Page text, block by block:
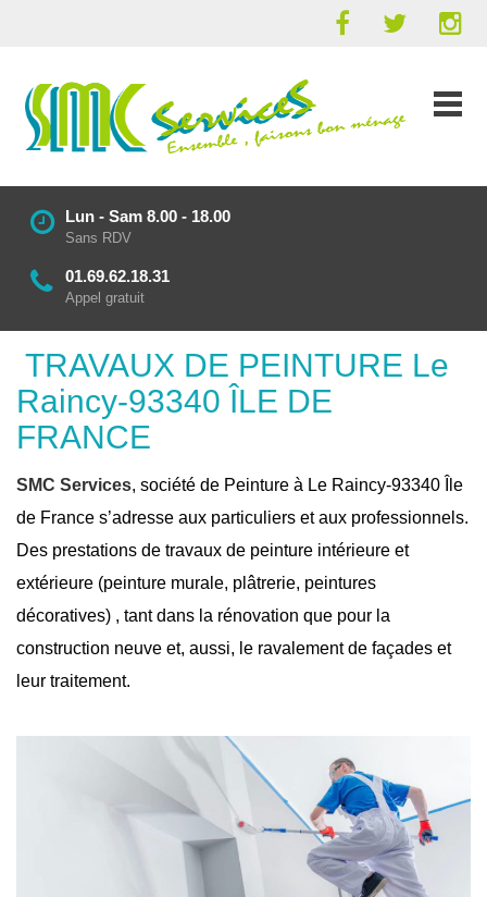
Lun - Sam 8.00 - 18.00
Sans RDV
01.69.62.18.31
Appel gratuit
TRAVAUX DE PEINTURE Le
Raincy-93340 ÎLE DE
FRANCE
SMC Services, société de Peinture à Le Raincy-93340 Île
de France s’adresse aux particuliers et aux professionnels.
Des prestations de travaux de peinture intérieure et
extérieure (peinture murale, plâtrerie, peintures
décoratives) , tant dans la rénovation que pour la
construction neuve et, aussi, le ravalement de façades et
leur traitement.